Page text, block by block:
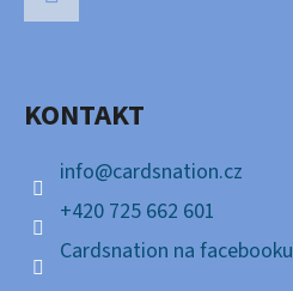
KONTAKT
info@cardsnation.cz
+420 725 662 601
Cardsnation na facebooku